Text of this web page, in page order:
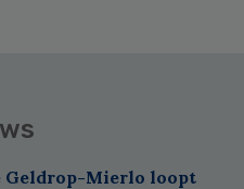
Geldrop-Mierlo loopt